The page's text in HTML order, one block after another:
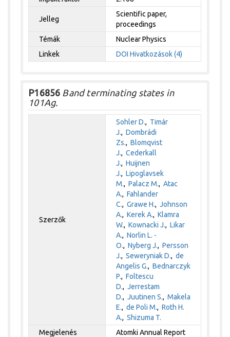
Jelleg
Scientific paper,
proceedings
Témák
Nuclear Physics
Linkek
DOI Hivatkozások (4)
P16856 Band terminating states in
101Ag.
Szerzők
Sohler D., Timár
J.,Dombrádi
Zs.,Blomqvist
J.,Cederkall
J.,Huijnen
J.,Lipoglavsek
M.,Palacz M.,Atac
A.,Fahlander
C.,Grawe H.,Johnson
A.,Kerek A.,Klamra
W.,Kownacki J.,Likar
A.,Norlin L. -
O.,Nyberg J.,Persson
J.,Seweryniak D.,de
Angelis G.,Bednarczyk
P.,Foltescu
D.,Jerrestam
D.,Juutinen S.,Makela
E.,de Poli M.,Roth H.
A.,Shizuma T.
Megjelenés
Atomki Annual Report